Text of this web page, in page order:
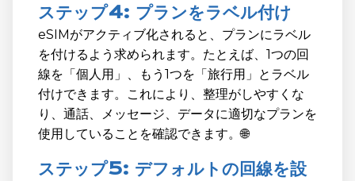
ステップ4: プランをラベル付け
eSIMがアクティブ化されると、プランにラベル
を付けるよう求められます。たとえば、1つの回
線を「個人用」、もう1つを「旅行用」とラベル
付けできます。これにより、整理がしやすくな
り、通話、メッセージ、データに適切なプランを
使用していることを確認できます。🌐
ステップ5: デフォルトの回線を設